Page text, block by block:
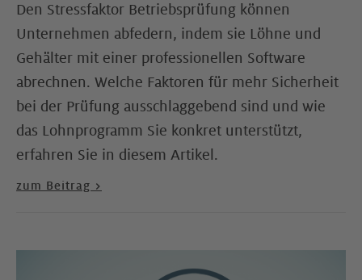
Den Stressfaktor Betriebsprüfung können
Unternehmen abfedern, indem sie Löhne und
Gehälter mit einer professionellen Software
abrechnen. Welche Faktoren für mehr Sicherheit
bei der Prüfung ausschlaggebend sind und wie
das Lohnprogramm Sie konkret unterstützt,
erfahren Sie in diesem Artikel.
zum Beitrag >